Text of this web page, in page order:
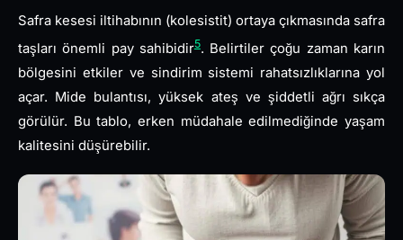
Safra kesesi iltihabının (kolesistit) ortaya çıkmasında safra
taşları önemli pay sahibidir5. Belirtiler çoğu zaman karın
bölgesini etkiler ve sindirim sistemi rahatsızlıklarına yol
açar. Mide bulantısı, yüksek ateş ve şiddetli ağrı sıkça
görülür. Bu tablo, erken müdahale edilmediğinde yaşam
kalitesini düşürebilir.